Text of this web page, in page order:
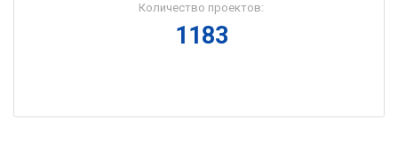
Количество проектов:
1183